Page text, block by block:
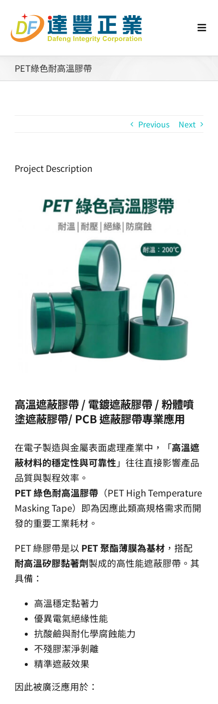
content
認識矽膠
消費性產品
矽膠客製
生產製造
公司介紹
聯繫洽詢
PET綠色耐高溫膠帶
Previous Next
Project Description
高溫遮蔽膠帶/ 電鍍遮蔽膠帶/粉體噴
塗遮蔽膠帶/ PCB遮蔽膠帶專業應用
在電子製造與金屬表面處理產業中，「高溫遮
蔽材料的穩定性與可靠性 」往往直接影響產品
品質與製程效率。
PET綠色耐高溫膠帶 （PET High Temperature
Masking Tape）即為因應此類高規格需求而開
發的重要工業耗材。
PET 綠膠帶是以 PET聚酯薄膜為基材 ，搭配
耐高溫矽膠黏著劑製成的高性能遮蔽膠帶。其
具備：
高溫穩定黏著力
優異電氣絕緣性能
抗酸鹼與耐化學腐蝕能力
不殘膠潔淨剝離
精準遮蔽效果
因此被廣泛應用於：